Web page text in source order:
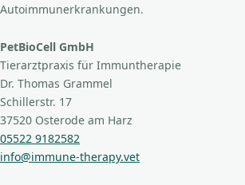
Autoimmunerkrankungen.
PetBioCell GmbH
Tierarztpraxis für Immuntherapie
Dr. Thomas Grammel
Schillerstr. 17
37520 Osterode am Harz
05522 9182582
info@immune-therapy.vet